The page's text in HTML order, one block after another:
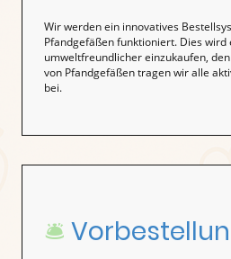
Wir werden ein innovatives
Pfandgefäßen funktioniert. Dies wird
umweltfreundlicher einzukaufen,
von Pfandgefäßen tragen wir alle
bei.
🛎️